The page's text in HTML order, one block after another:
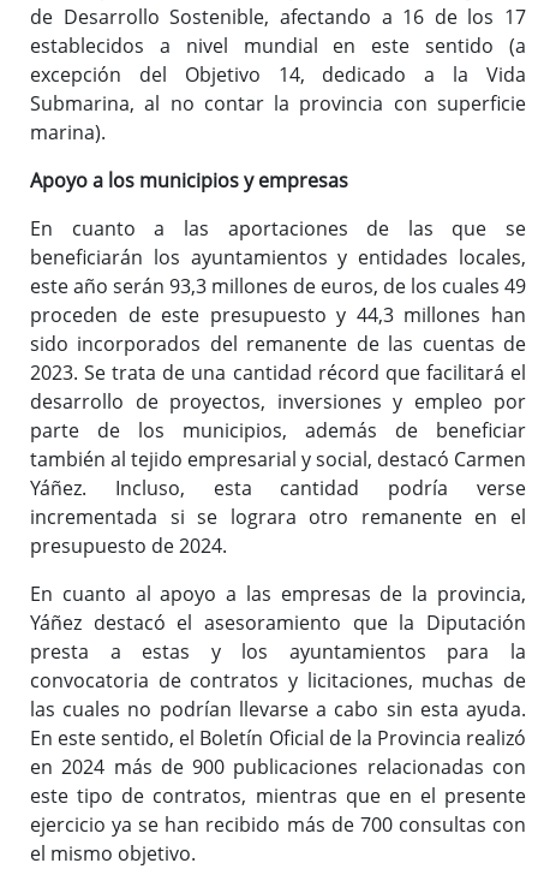
de Desarrollo Sostenible, afectando a 16 de los 17
establecidos a nivel mundial en este sentido (a
excepción del Objetivo 14, dedicado a la Vida
Submarina, al no contar la provincia con superficie
marina).
Apoyo a los municipios y empresas
En cuanto a las aportaciones de las que se
beneficiarán los ayuntamientos y entidades locales,
este año serán 93,3 millones de euros, de los cuales 49
proceden de este presupuesto y 44,3 millones han
sido incorporados del remanente de las cuentas de
2023. Se trata de una cantidad récord que facilitará el
desarrollo de proyectos, inversiones y empleo por
parte de los municipios, además de beneficiar
también al tejido empresarial y social, destacó Carmen
Yáñez. Incluso, esta cantidad podría verse
incrementada si se lograra otro remanente en el
presupuesto de 2024.
En cuanto al apoyo a las empresas de la provincia,
Yáñez destacó el asesoramiento que la Diputación
presta a estas y los ayuntamientos para la
convocatoria de contratos y licitaciones, muchas de
las cuales no podrían llevarse a cabo sin esta ayuda.
En este sentido, el Boletín Oficial de la Provincia realizó
en 2024 más de 900 publicaciones relacionadas con
este tipo de contratos, mientras que en el presente
ejercicio ya se han recibido más de 700 consultas con
el mismo objetivo.